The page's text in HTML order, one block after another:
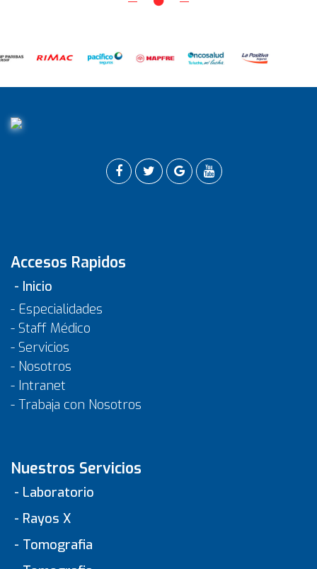
Accesos Rapidos
- Inicio
- Especialidades
- Staff Médico
- Servicios
- Nosotros
- Intranet
- Trabaja con Nosotros
Nuestros Servicios
- Laboratorio
- Rayos X
- Tomografia